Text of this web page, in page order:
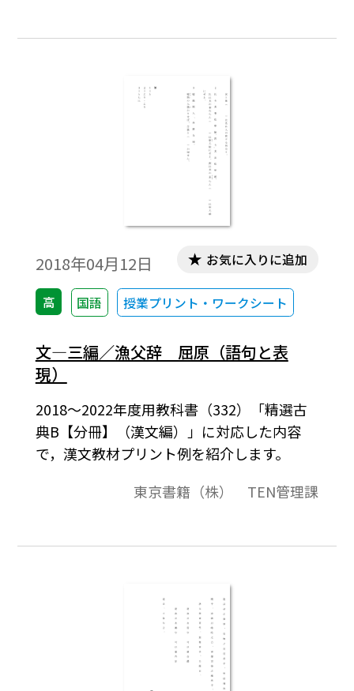
2018年04月12日
高 国語 授業プリント・ワークシート
お気に入りに追加
文―三編／漁父辞 屈原（語句と表
現）
2018～2022年度用教科書（332）「精選古
典B【分冊】（漢文編）」に対応した内容
で，漢文教材プリント例を紹介します。
東京書籍（株） TEN管理課